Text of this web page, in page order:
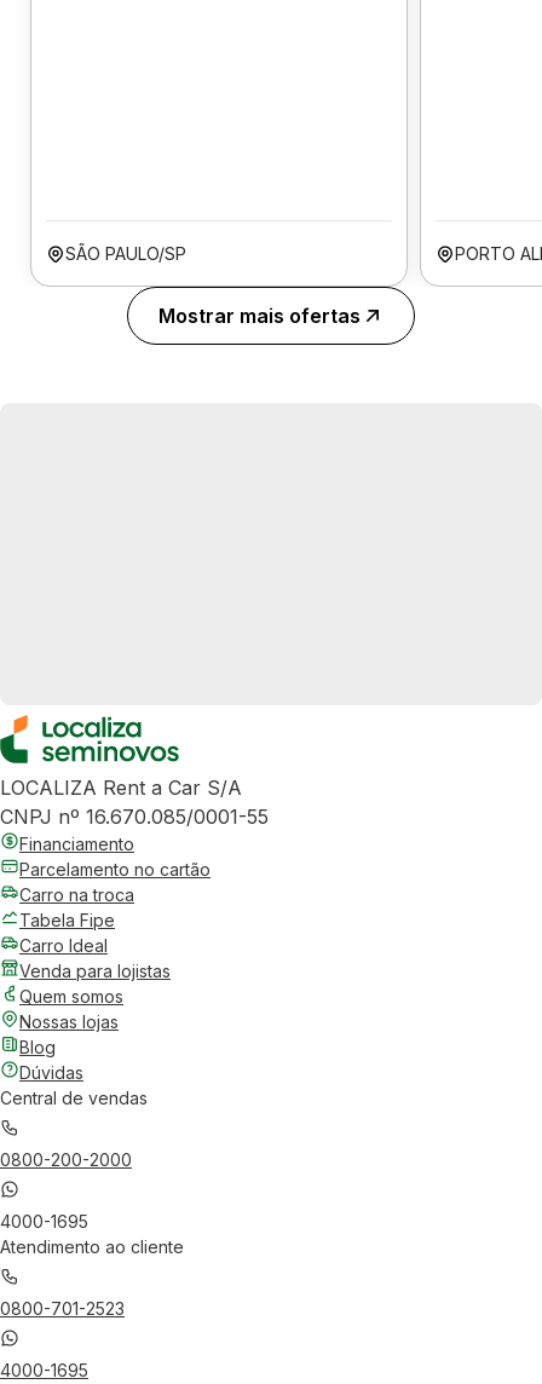
SÃO PAULO/SP PORTO
Mostrar mais ofertas
LOCALIZA Rent a Car S/A
CNPJ nº 16.670.085/0001-55
Financiamento
Parcelamento no cartão
Carro na troca
Tabela Fipe
Carro Ideal
Venda para lojistas
Quem somos
Nossas lojas
Blog
Dúvidas
Central de vendas
0800-200-2000
4000-1695
Atendimento ao cliente
0800-701-2523
4000-1695